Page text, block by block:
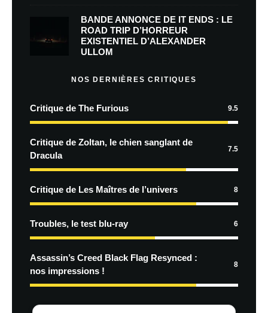
BANDE ANNONCE DE IT ENDS : LE
ROAD TRIP D’HORREUR
EXISTENTIEL D’ALEXANDER
ULLOM
NOS DERNIÈRES CRITIQUES
Critique de The Furious 9.5
Critique de Zoltan, le chien sanglant de
Dracula
7.5
Critique de Les Maîtres de l’univers 8
Troubles, le test blu-ray 6
Assassin’s Creed Black Flag Resynced :
nos impressions !
8